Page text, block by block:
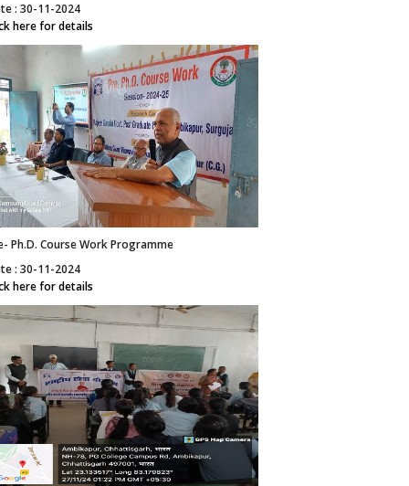
: 30-11-2024
here for details
Ph.D. Course Work Programme
: 30-11-2024
here for details